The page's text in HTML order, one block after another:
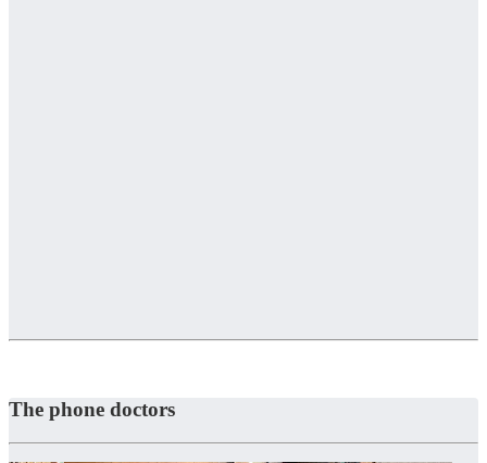
The phone doctors